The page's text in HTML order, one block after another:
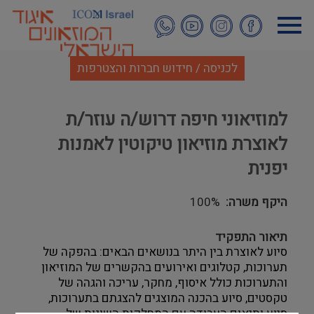
לתוכן
העיקרי
לכניסה / חידוש חברות והצטרפות
למוזיאוני חיפה דרוש/ה עוזר/ת
לאוצרת מוזיאון טיקוטין לאמנות
יפנית
היקף משרה 100%
תיאור התפקיד
סיוע לאוצרת בין היתר בנושאים הבאים: בהפקה של
תערוכות, קטלוגים ואירועים בהקשרים של המוזיאון
והתערוכות כולל איסוף, מחקר, עריכה והגהה של
טקסטים, סיוע בהכנה המוצגים להצגתם בתערוכות,